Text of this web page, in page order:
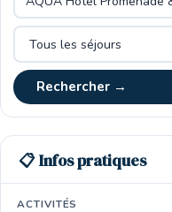
Rechercher →
📋 Infos pratiques
ACTIVITÉS